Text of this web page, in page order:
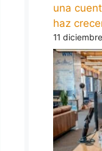
una
haz
11